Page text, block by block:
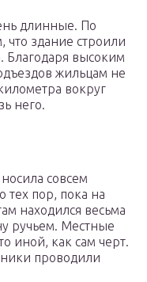
длинные. По
что здание строили
Благодаря высоким
жильцам не
вокруг
него.
совсем
тех пор, пока на
находился весьма
ручьем. Местные
иной, как сам черт.
проводили